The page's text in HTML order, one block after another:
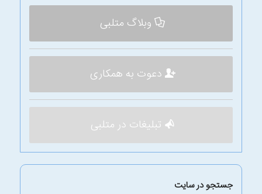
وبلاگ متلبی
دعوت به همکاری
تبلیغات در متلبی
جستجو در سایت